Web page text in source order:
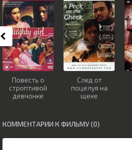
Повесть о
строптивой
девчонке
След от
поцелуя на
щеке
КОММЕНТАРИИ К ФИЛЬМУ (0)